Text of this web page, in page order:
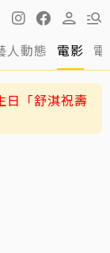
人動態 電影
日「舒淇祝壽